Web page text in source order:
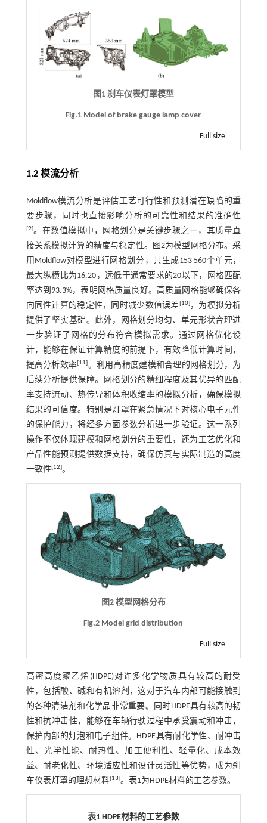
图1 刹车仪表灯罩模型
Fig.1 Model of brake gauge lamp cover
Full size
1.2 模流分析
Moldflow模流分析是评估工艺可行性和预测潜在缺陷的重
要步骤，同时也直接影响分析的可靠性和结果的准确性
[9]。在数值模拟中，网格划分是关键步骤之一，其质量直
接关系模拟计算的精度与稳定性。
图2为模型网格分布。采
用Moldflow对模型进行网格划分，共生成153 560个单元，
最大纵横比为16.20，远低于通常要求的20以下，网格匹配
率达到93.3%，表明网格质量良好。高质量网格能够确保各
向同性计算的稳定性，同时减少数值误差[10]，为模拟分析
提供了坚实基础。此外，网格划分均匀、单元形状合理进
一步验证了网格的分布符合模拟需求。通过网格优化设
计，能够在保证计算精度的前提下，有效降低计算时间，
提高分析效率[11]。利用高精度建模和合理的网格划分，为
后续分析提供保障。网格划分的精细程度及其优异的匹配
率支持流动、热传导和体积收缩率的模拟分析，确保模拟
结果的可信度。特别是灯罩在紧急情况下对核心电子元件
的保护能力，将经多方面参数分析进一步验证。这一系列
操作不仅体现建模和网格划分的重要性，还为工艺优化和
产品性能预测提供数据支持，确保仿真与实际制造的高度
一致性[12]。
图2 模型网格分布
Fig.2 Model grid distribution
Full size
高密高度聚乙烯(HDPE)对许多化学物质具有较高的耐受
性，包括酸、碱和有机溶剂，这对于汽车内部可能接触到
的各种清洁剂和化学品非常重要。同时HDPE具有较高的韧
性和抗冲击性，能够在车辆行驶过程中承受震动和冲击，
保护内部的灯泡和电子组件。HDPE具有耐化学性、耐冲击
性、光学性能、耐热性、加工便利性、轻量化、成本效
益、耐老化性、环境适应性和设计灵活性等优势，成为刹
车仪表灯罩的理想材料[13]。 表1为HDPE材料的工艺参数。
表1 HDPE材料的工艺参数